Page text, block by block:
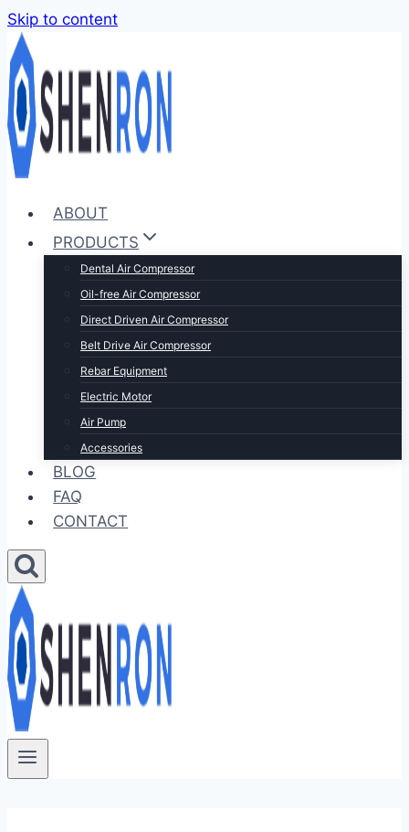
Skip to content
ABOUT
PRODUCTS
Dental Air Compressor
Oil-free Air Compressor
Direct Driven Air Compressor
Belt Drive Air Compressor
Rebar Equipment
Electric Motor
Air Pump
Accessories
BLOG
FAQ
CONTACT